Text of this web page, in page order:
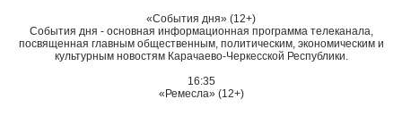
«События дня» (12+)
События дня - основная информационная программа телеканала,
посвященная главным общественным, политическим, экономическим и
культурным новостям Карачаево-Черкесской Республики.
16:35
«Ремесла» (12+)